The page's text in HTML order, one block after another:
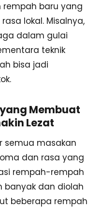
baru yang
lokal. Misalnya,
dalam gulai
teknik
bisa jadi
Membuat
Lezat
semua masakan
dan rasa yang
rempah-rempah
banyak dan diolah
beberapa rempah